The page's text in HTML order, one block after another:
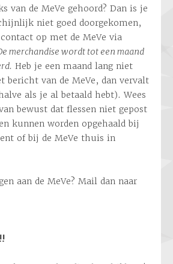
van de MeVe gehoord? Dan is je
niet goed doorgekomen,
op met de MeVe via
merchandise wordt tot een maand
Heb je een maand lang niet
bericht van de MeVe, dan vervalt
als je al betaald hebt). Wees
bewust dat flessen niet gepost
kunnen worden opgehaald bij
of bij de MeVe thuis in
aan de MeVe? Mail dan naar